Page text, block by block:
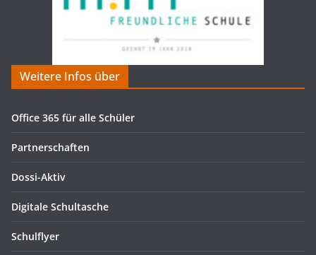
Weitere Infos über
Office 365 für alle Schüler
Partnerschaften
Dossi-Aktiv
Digitale Schultasche
Schulflyer